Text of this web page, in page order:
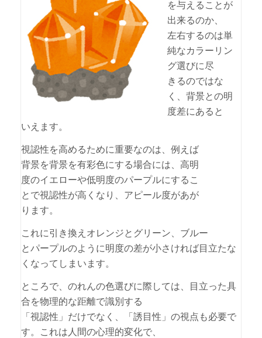
を与えることが
出来るのか、
左右するのは単
純なカラーリン
グ選びに尽
きるのではな
く、背景との明
度差にあると
いえます。
視認性を高めるために重要なのは、例えば
背景を背景を有彩色にする場合には、高明
度のイエローや低明度のパープルにするこ
とで視認性が高くなり、アピール度があが
ります。
これに引き換えオレンジとグリーン、ブルー
とパープルのように明度の差が小さければ目立たな
くなってしまいます。
ところで、のれんの色選びに際しては、目立った具
合を物理的な距離で識別する
「視認性」だけでなく、「誘目性」の視点も必要で
す。これは人間の心理的変化で、